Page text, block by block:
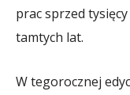
prac sprzed
tamtych lat.
W tegorocznej